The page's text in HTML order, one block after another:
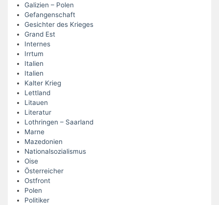
Galizien – Polen
Gefangenschaft
Gesichter des Krieges
Grand Est
Internes
Irrtum
Italien
Italien
Kalter Krieg
Lettland
Litauen
Literatur
Lothringen – Saarland
Marne
Mazedonien
Nationalsozialismus
Oise
Österreicher
Ostfront
Polen
Politiker